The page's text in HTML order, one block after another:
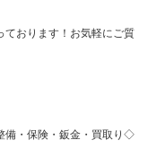
おります！お気軽にご質
備・保険・鈑金・買取り◇